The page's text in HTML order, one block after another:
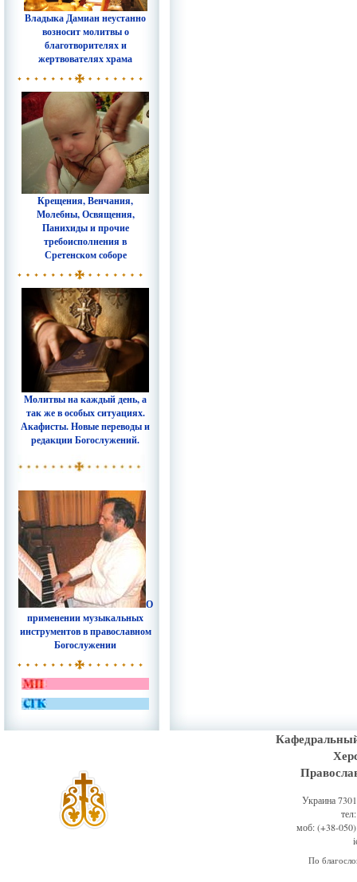
Владыка Дамиан неустанно
возносит молитвы о
благотворителях и
жертвователях храма
Крещения, Венчания,
Молебны, Освящения,
Панихиды и прочие
требоисполнения в
Сретенском соборе
Молитвы на каждый день, а
так же в особых ситуациях.
Акафисты. Новые переводы и
редакции Богослужений.
О
применении музыкальных
инструментов в православном
Богослужении
Украина
моб: (+38-
По